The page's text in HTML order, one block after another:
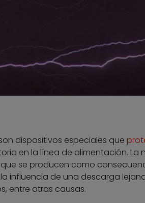
dispositivos especiales que
en la línea de alimentación.
se producen como
influencia de una descarga
entre otras causas.